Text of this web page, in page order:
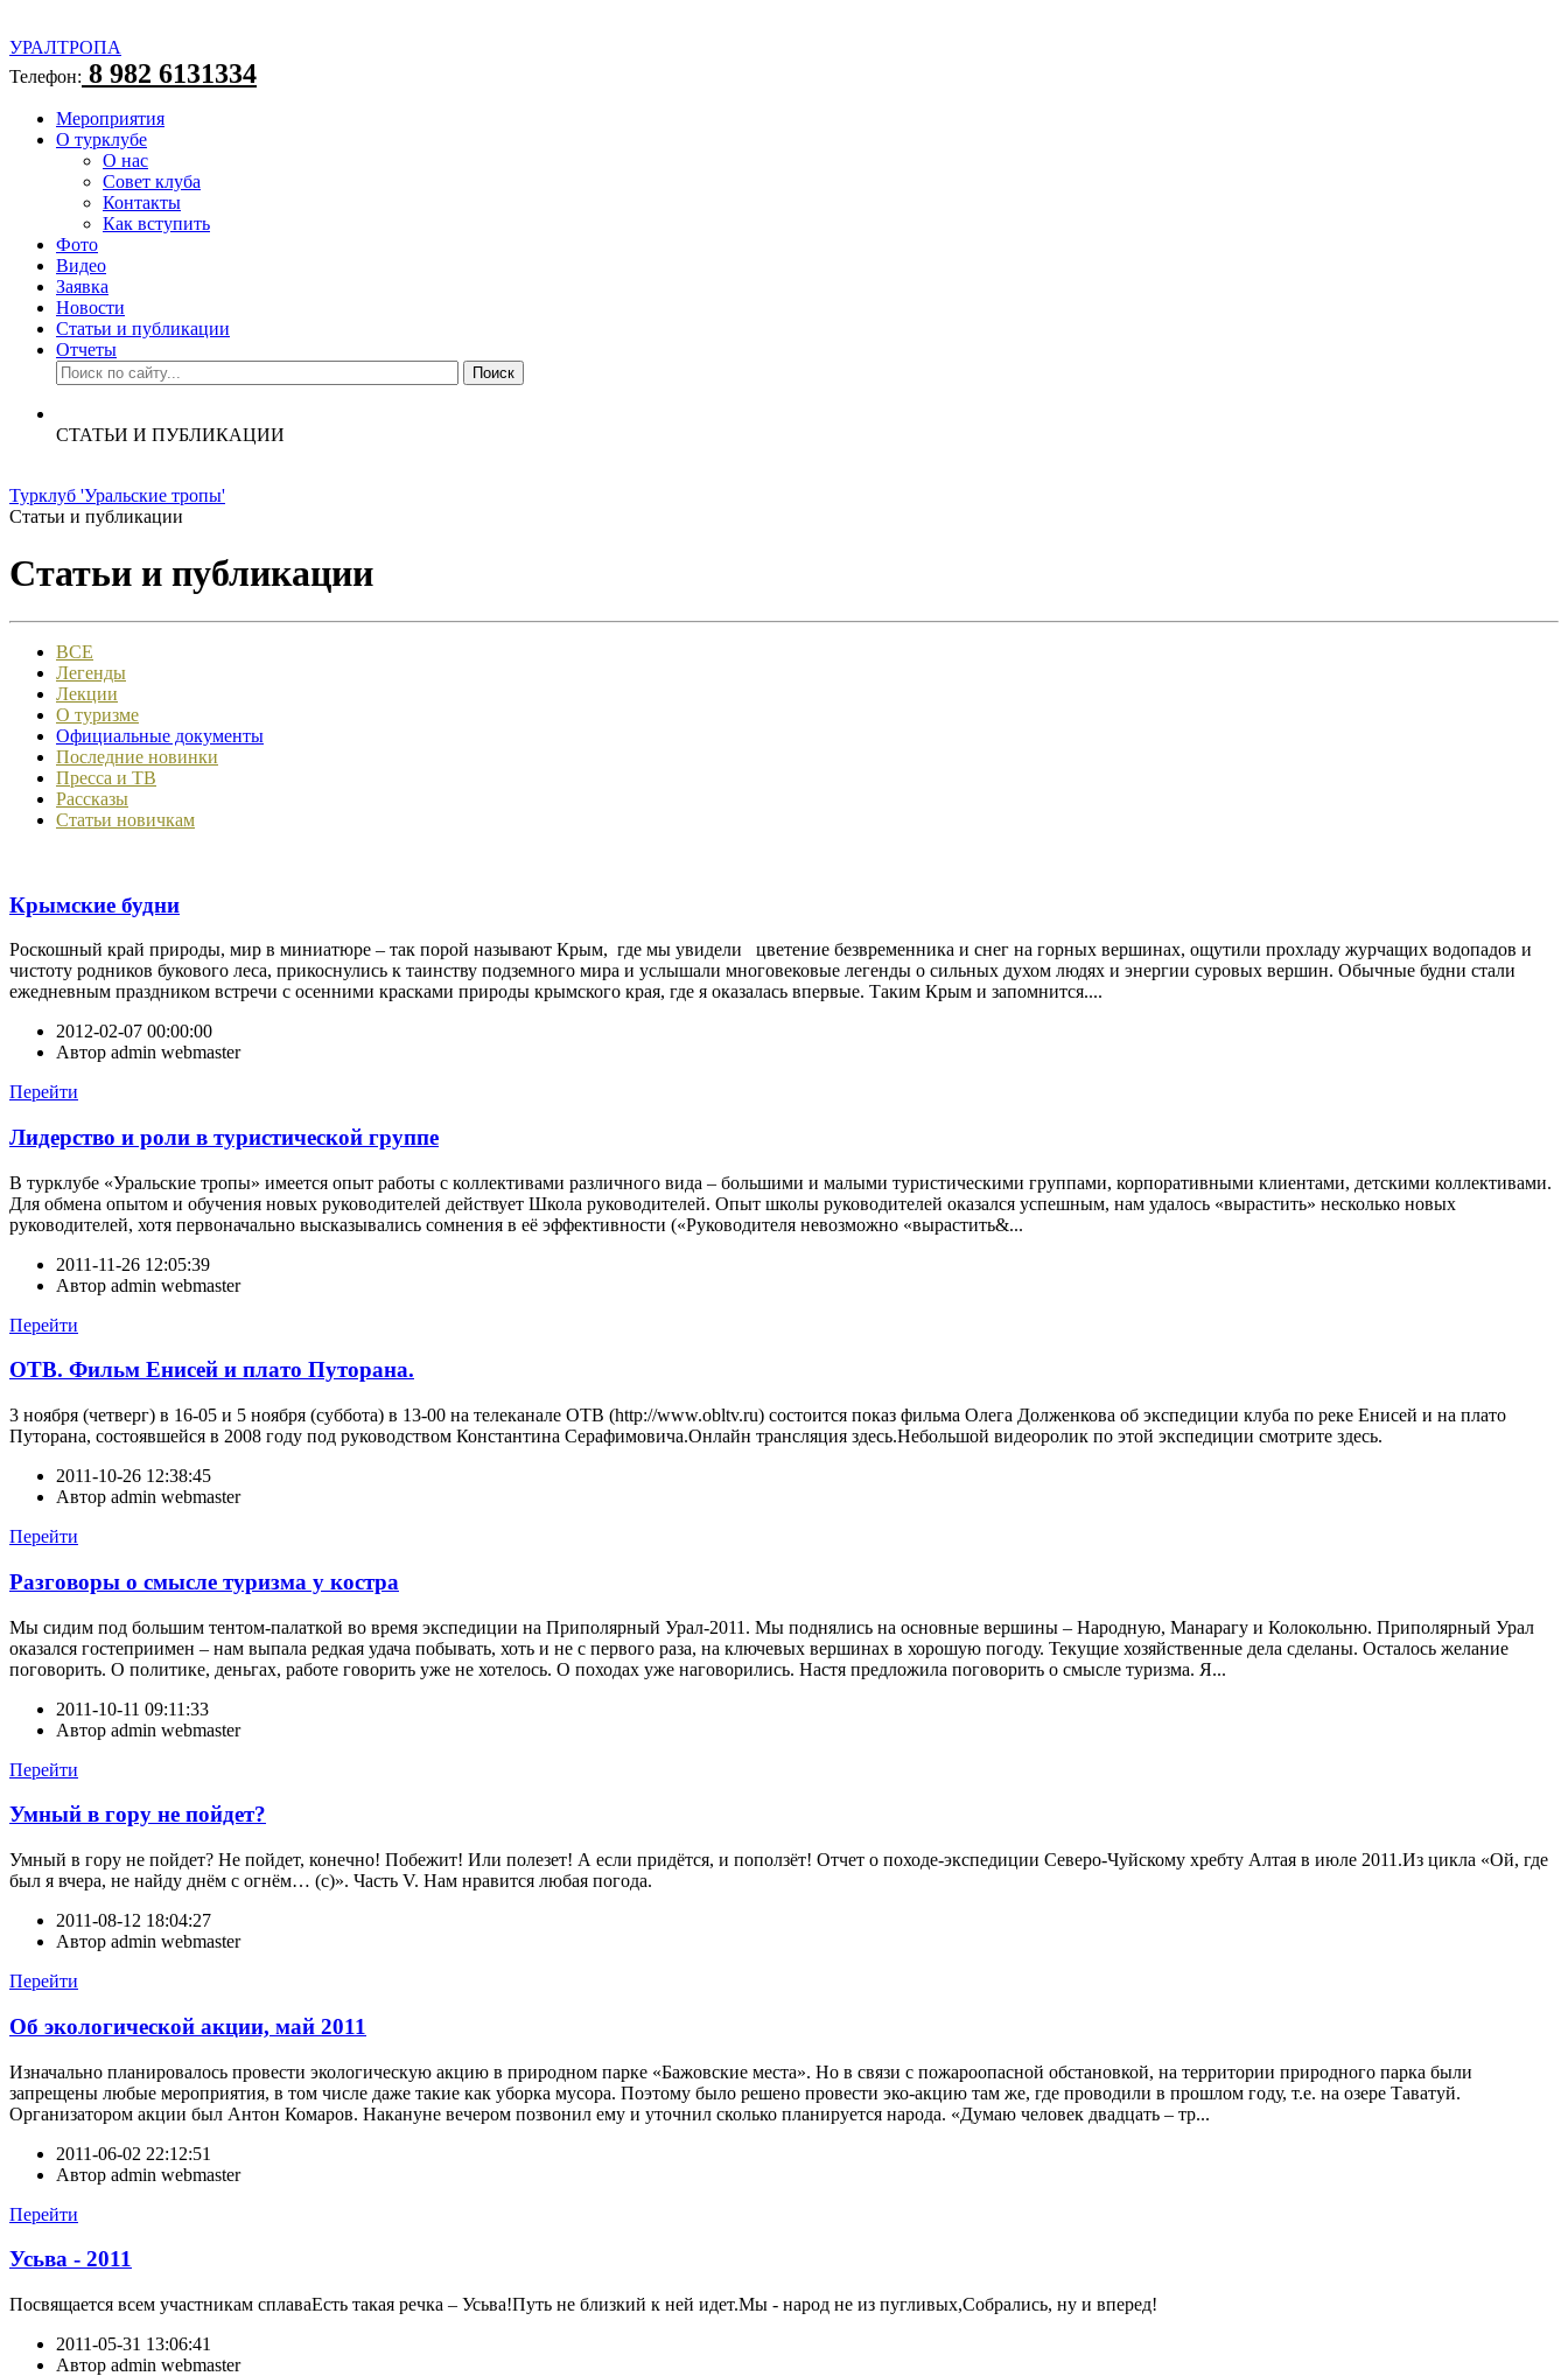
УРАЛТРОПА
Телефон: 8 982 6131334
Мероприятия
О турклубе
О нас
Совет клуба
Контакты
Как вступить
Фото
Видео
Заявка
Новости
Статьи и публикации
Отчеты
СТАТЬИ И ПУБЛИКАЦИИ
Турклуб 'Уральские тропы'
Статьи и публикации
Статьи и публикации
ВСЕ
Легенды
Лекции
О туризме
Официальные документы
Последние новинки
Пресса и ТВ
Рассказы
Статьи новичкам
Крымские будни
Роскошный край природы, мир в миниатюре – так порой называют Крым, где мы увидели цветение безвременника и снег на горных вершинах, ощутили прохладу журчащих водопадов и
чистоту родников букового леса, прикоснулись к таинству подземного мира и услышали многовековые легенды о сильных духом людях и энергии суровых вершин. Обычные будни стали
ежедневным праздником встречи с осенними красками природы крымского края, где я оказалась впервые. Таким Крым и запомнится....
2012-02-07 00:00:00
Автор admin webmaster
Перейти
Лидерство и роли в туристической группе
В турклубе «Уральские тропы» имеется опыт работы с коллективами различного вида – большими и малыми туристическими группами, корпоративными клиентами, детскими коллективами.
Для обмена опытом и обучения новых руководителей действует Школа руководителей. Опыт школы руководителей оказался успешным, нам удалось «вырастить» несколько новых
руководителей, хотя первоначально высказывались сомнения в её эффективности («Руководителя невозможно «вырастить&...
2011-11-26 12:05:39
Автор admin webmaster
Перейти
ОТВ. Фильм Енисей и плато Путорана.
3 ноября (четверг) в 16-05 и 5 ноября (суббота) в 13-00 на телеканале ОТВ (http://www.obltv.ru) состоится показ фильма Олега Долженкова об экспедиции клуба по реке Енисей и на плато
Путорана, состоявшейся в 2008 году под руководством Константина Серафимовича.Онлайн трансляция здесь.Небольшой видеоролик по этой экспедиции смотрите здесь.
2011-10-26 12:38:45
Автор admin webmaster
Перейти
Разговоры о смысле туризма у костра
Мы сидим под большим тентом-палаткой во время экспедиции на Приполярный Урал-2011. Мы поднялись на основные вершины – Народную, Манарагу и Колокольню. Приполярный Урал
оказался гостеприимен – нам выпала редкая удача побывать, хоть и не с первого раза, на ключевых вершинах в хорошую погоду. Текущие хозяйственные дела сделаны. Осталось желание
поговорить. О политике, деньгах, работе говорить уже не хотелось. О походах уже наговорились. Настя предложила поговорить о смысле туризма. Я...
2011-10-11 09:11:33
Автор admin webmaster
Перейти
Умный в гору не пойдет?
Умный в гору не пойдет? Не пойдет, конечно! Побежит! Или полезет! А если придётся, и поползёт! Отчет о походе-экспедиции Северо-Чуйскому хребту Алтая в июле 2011.Из цикла «Ой, где
был я вчера, не найду днём с огнём… (с)». Часть V. Нам нравится любая погода.
2011-08-12 18:04:27
Автор admin webmaster
Перейти
Об экологической акции, май 2011
Изначально планировалось провести экологическую акцию в природном парке «Бажовские места». Но в связи с пожароопасной обстановкой, на территории природного парка были
запрещены любые мероприятия, в том числе даже такие как уборка мусора. Поэтому было решено провести эко-акцию там же, где проводили в прошлом году, т.е. на озере Таватуй.
Организатором акции был Антон Комаров. Накануне вечером позвонил ему и уточнил сколько планируется народа. «Думаю человек двадцать – тр...
2011-06-02 22:12:51
Автор admin webmaster
Перейти
Усьва - 2011
Посвящается всем участникам сплаваЕсть такая речка – Усьва!Путь не близкий к ней идет.Мы - народ не из пугливых,Собрались, ну и вперед!
2011-05-31 13:06:41
Автор admin webmaster